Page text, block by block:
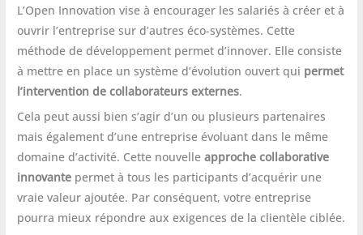
L’Open Innovation vise à encourager les salariés à créer et à
ouvrir l’entreprise sur d’autres éco-systèmes. Cette
méthode de développement permet d’innover. Elle consiste
à mettre en place un système d’évolution ouvert qui permet
l’intervention de collaborateurs externes.
Cela peut aussi bien s’agir d’un ou plusieurs partenaires
mais également d’une entreprise évoluant dans le même
domaine d’activité. Cette nouvelleapproche collaborative
innovante permet à tous les participants d’acquérir une
vraie valeur ajoutée. Par conséquent, votre entreprise
pourra mieux répondre aux exigences de la clientèle ciblée.